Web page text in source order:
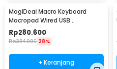
MagiDeal Macro Keyboard
Macropad Wired USB
Mechanical Gaming Shortcut
12 Tombol 3 Knob - MD-12B
Rp280.600
Rp384.900 28%
+ Keranjang